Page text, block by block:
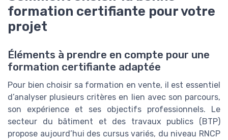
formation certifiante pour votre
projet
Éléments à prendre en compte pour une
formation certifiante adaptée
Pour bien choisir sa formation en vente, il est essentiel
d’analyser plusieurs critères en lien avec son parcours,
son expérience et ses objectifs professionnels. Le
secteur du bâtiment et des travaux publics (BTP)
propose aujourd’hui des cursus variés, du niveau RNCP